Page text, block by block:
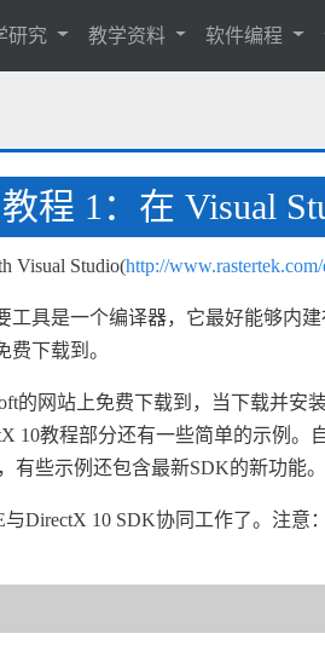
研究 教学资料 软件编程
程 1：在 Visual
Visual Studio(http://
具是一个编译器，它最好能够内
下载到。
的网站上免费下载到，当下载并
10教程部分还有一些简单的示例
有些示例还包含最新SDK的新功能。
DirectX 10 SDK协同工作了。注意